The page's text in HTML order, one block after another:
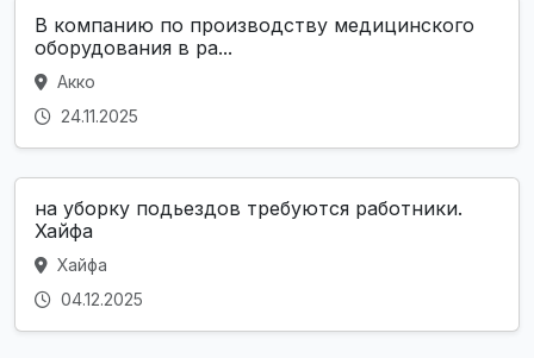
В компанию по производству медицинского
оборудования в ра...
Акко
24.11.2025
на уборку подьездов требуются работники.
Хайфа
Хайфа
04.12.2025